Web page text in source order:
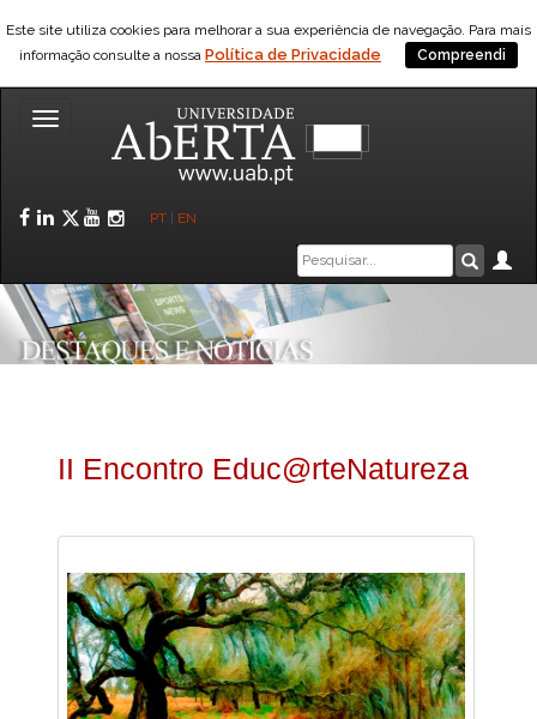
Este site utiliza cookies para melhorar a sua experiência de navegação. Para mais
informação consulte a nossa Política de Privacidade Compreendi
Toggle
Facebook
LinkedIn
Twitter
YouTube
Instagram
PT EN
Caixa
de
pesquisa
II Encontro Educ@rteNatureza